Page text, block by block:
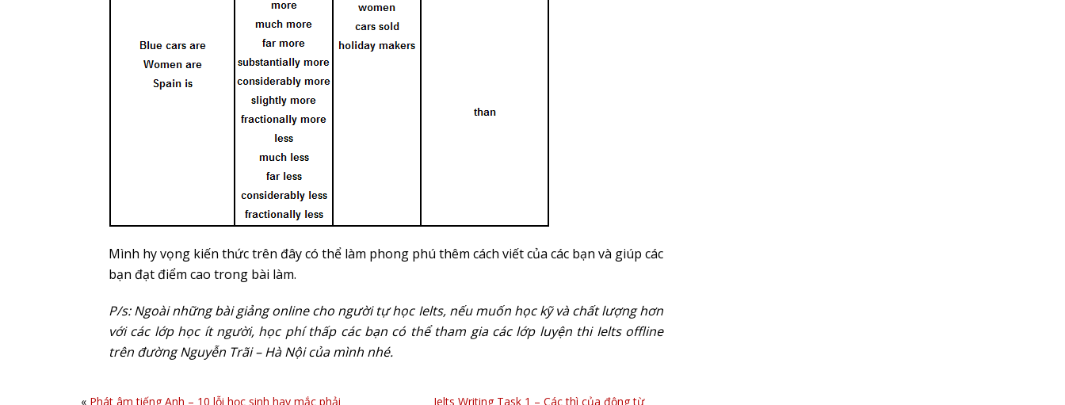
Mình hy vọng kiến thức trên đây có thể làm phong phú thêm cách viết của các bạn và giúp các
bạn đạt điểm cao trong bài làm.
P/s: Ngoài những bài giảng online cho người tự học Ielts, nếu muốn học kỹ và chất lượng hơn
với các lớp học ít người, học phí thấp các bạn có thể tham gia các lớp luyện thi Ielts offline
trên đường Nguyễn Trãi – Hà Nội của mình nhé.
« Phát âm tiếng Anh – 10 lỗi học sinh hay mắc phải Ielts Writing Task 1 – Các thì của động từ